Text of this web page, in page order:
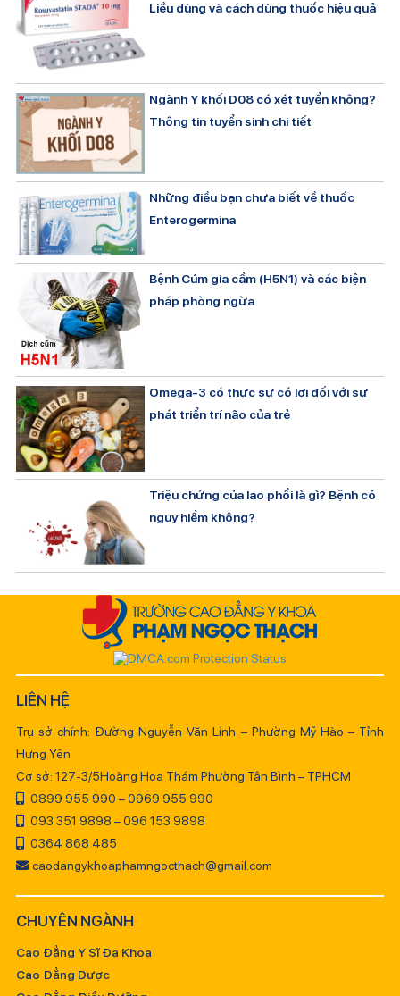
Liều dùng và cách dùng thuốc hiệu quả
Ngành Y khối D08 có xét tuyển không?
Thông tin tuyển sinh chi tiết
Những điều bạn chưa biết về thuốc
Enterogermina
Bệnh Cúm gia cầm (H5N1) và các biện
pháp phòng ngừa
Omega-3 có thực sự có lợi đối với sự
phát triển trí não của trẻ
Triệu chứng của lao phổi là gì? Bệnh có
nguy hiểm không?
LIÊN HỆ
Trụ sở chính: Đường Nguyễn Văn Linh – Phường Mỹ Hào – Tỉnh
Hưng Yên
Cơ sở: 127-3/5Hoàng Hoa Thám Phường Tân Bình – TPHCM
0899 955 990 – 0969 955 990
093 351 9898 – 096 153 9898
0364 868 485
caodangykhoaphamngocthach@gmail.com
CHUYÊN NGÀNH
Cao Đẳng Y Sĩ Đa Khoa
Cao Đẳng Dược